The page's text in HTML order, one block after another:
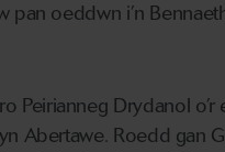
pan oeddwn i’n
Peirianneg Drydanol o’r
Abertawe. Roedd gan